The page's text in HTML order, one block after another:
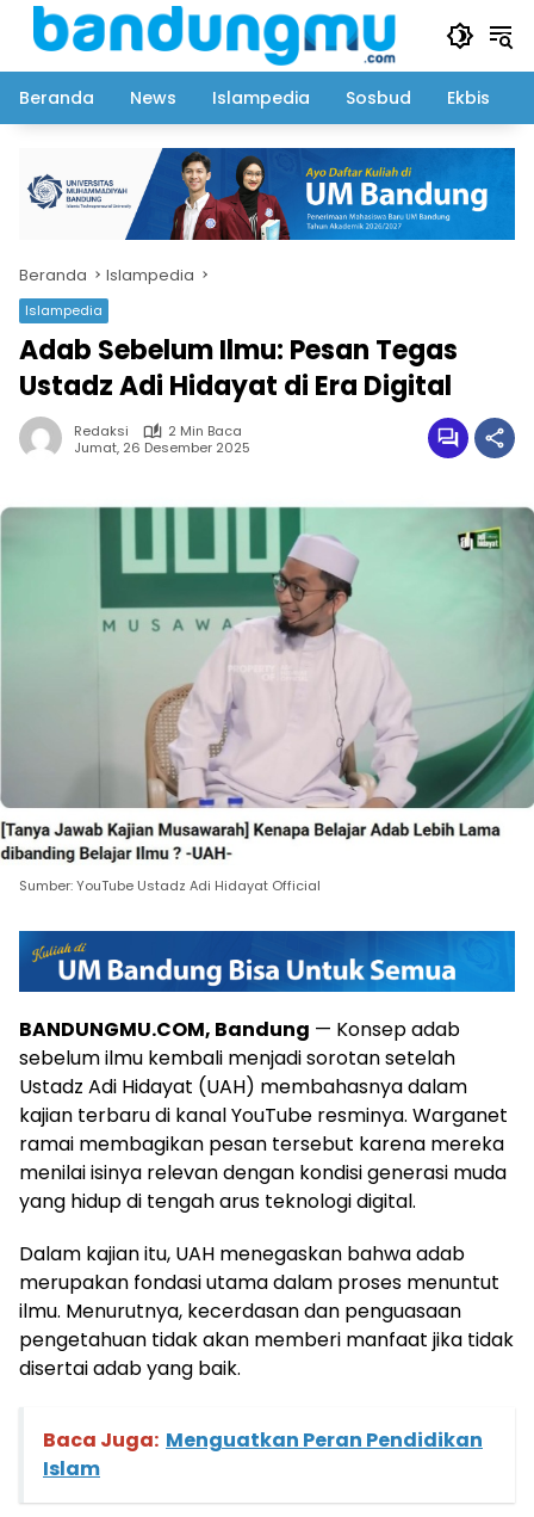
Langsung
Beranda
News Islampedia Sosbud Ekbis
Beranda Islampedia
Islampedia
Adab Sebelum Ilmu: Pesan Tegas
Ustadz Adi Hidayat di Era Digital
Redaksi
2 Min Baca
Jumat, 26 Desember 2025
Sumber: YouTube Ustadz Adi Hidayat Official
BANDUNGMU.COM, Bandung — Konsep adab
sebelum ilmu kembali menjadi sorotan setelah
Ustadz Adi Hidayat (UAH) membahasnya dalam
kajian terbaru di kanal YouTube resminya. Warganet
ramai membagikan pesan tersebut karena mereka
menilai isinya relevan dengan kondisi generasi muda
yang hidup di tengah arus teknologi digital.
Dalam kajian itu, UAH menegaskan bahwa adab
merupakan fondasi utama dalam proses menuntut
ilmu. Menurutnya, kecerdasan dan penguasaan
pengetahuan tidak akan memberi manfaat jika tidak
disertai adab yang baik.
Baca Juga: Menguatkan Peran Pendidikan
Islam